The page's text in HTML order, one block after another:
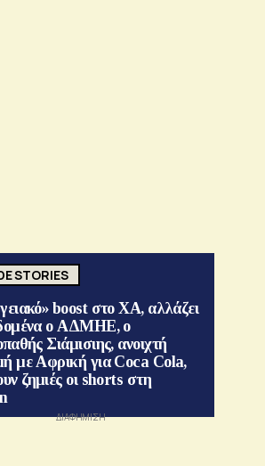
STORIES
boost στο ΧΑ, αλλάζει
ο ΑΔΜΗΕ, ο
Σιάμισιης, ανοιχτή
με Αφρική για Coca Cola,
ζημιές οι shorts στη